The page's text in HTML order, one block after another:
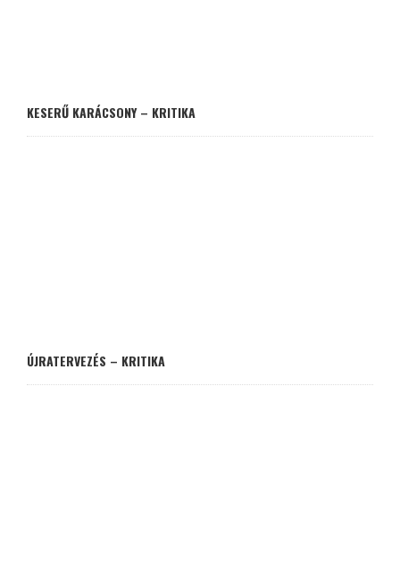
KESERŰ KARÁCSONY – KRITIKA
ÚJRATERVEZÉS – KRITIKA